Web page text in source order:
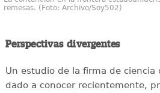
remesas. (Foto: Archivo/Soy502)
Perspectivas divergentes
Un estudio de la firma de ciencia
dado a conocer recientemente,